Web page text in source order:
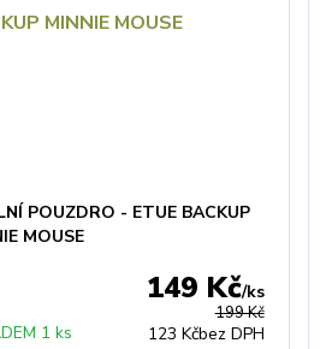
POUZDRO - ETUE BACKUP
MOUSE
199 Kč
149 Kč/ks
123 Kčbez DPH
1 ks